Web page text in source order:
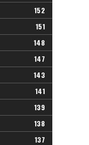
152
151
148
147
143
141
139
138
137